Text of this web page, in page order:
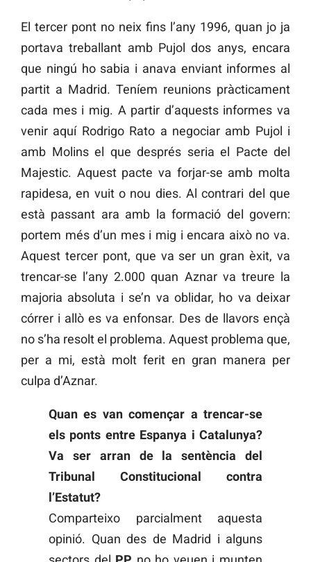
El tercer pont no neix fins l’any 1996, quan jo ja
portava treballant amb Pujol dos anys, encara
que ningú ho sabia i anava enviant informes al
partit a Madrid. Teníem reunions pràcticament
cada mes i mig. A partir d’aquests informes va
venir aquí Rodrigo Rato a negociar amb Pujol i
amb Molins el que després seria el Pacte del
Majestic. Aquest pacte va forjar-se amb molta
rapidesa, en vuit o nou dies. Al contrari del que
està passant ara amb la formació del govern:
portem més d’un mes i mig i encara això no va.
Aquest tercer pont, que va ser un gran èxit, va
trencar-se l’any 2.000 quan Aznar va treure la
majoria absoluta i se’n va oblidar, ho va deixar
córrer i allò es va enfonsar. Des de llavors ençà
no s’ha resolt el problema. Aquest problema que,
per a mi, està molt ferit en gran manera per
culpa d’Aznar.
Quan es van començar a trencar-se
els ponts entre Espanya i Catalunya?
Va ser arran de la sentència del
Tribunal Constitucional contra
l’Estatut?
Comparteixo parcialment aquesta
opinió. Quan des de Madrid i alguns